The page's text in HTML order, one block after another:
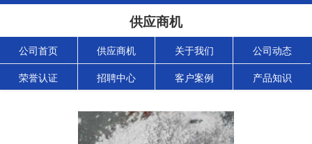
供应商机
公司首页 供应商机 关于我们 公司动态
荣誉认证 招聘中心 客户案例 产品知识